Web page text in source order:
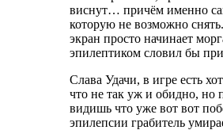
виснут… причём именно
которую не возможно
экран просто начинает
эпилептиком словил бы
Слава Удачи, в игре есть
что не так уж и обидно, но
видишь что уже вот вот
эпилепсии грабитель